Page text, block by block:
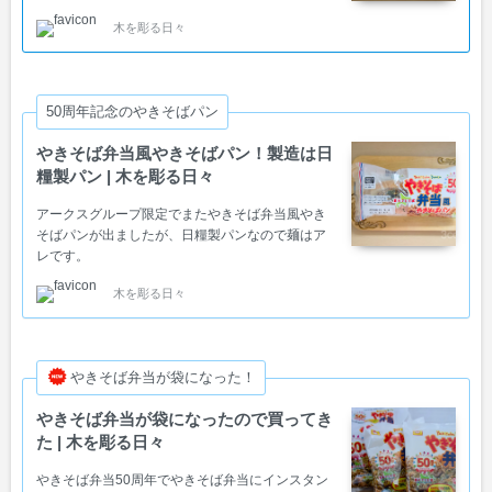
木を彫る日々
50周年記念のやきそばパン
やきそば弁当風やきそばパン！製造は日
糧製パン | 木を彫る日々
アークスグループ限定でまたやきそば弁当風やき
そばパンが出ましたが、日糧製パンなので麺はア
レです。
木を彫る日々
やきそば弁当が袋になった！
やきそば弁当が袋になったので買ってき
た | 木を彫る日々
やきそば弁当50周年でやきそば弁当にインスタン